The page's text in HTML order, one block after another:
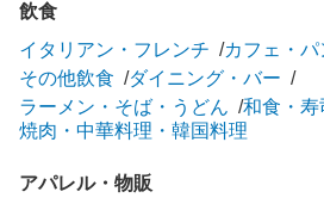
飲食
イタリアン・フレンチ
カフェ・パ
その他飲食
ダイニング・バー
ラーメン・そば・うどん
和食・寿
焼肉・中華料理・韓国料理
アパレル・物販